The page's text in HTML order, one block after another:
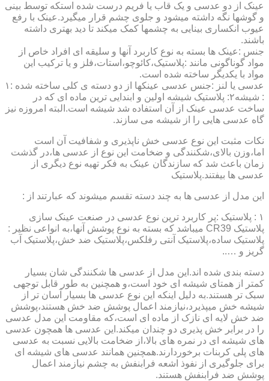
عینک از دو عدسی و یک قاب یا فریم درست شده استکه توسط بینی
و گوشها نگه داشته میشود و جلوی چشم قرار میگیرد.عینک با رفع
عیوب انکساری بینایی به چشمها کمک میکند تا دید بهتری داشته
باشند.
جنس :عینک ها بسته به نوع کاربرد آنها و سلیقه ای افراد خاص از
مواد گوناگونی مانند :پلاستیک،کائوچو،استات،فلز و یا ترکیب این
مواد با یکدیگر ساخته شده است.
عدسی یا لنز :جنس عدسی عینکها از دو دسته ی کلی ساخته شده :۱
: شیشه۲: پلاستیک شیشه اولین و ابندایی ترین ماده ای که در
ساخت عدسی عینک از آن استفاده شد شیشه است.البته امروزه نیز
گاه عدسی هایی را از شیشه می سازند.
نکات مثبت این نوع عدسی خش ناپذیری و شفافیت آن است
اما،وزن بالای،شکنندگی و ضخامت این نوع از عدسی ها،در گذشت
زمان باعث شد که سازندگان عینک به فکر تهیه نوع دیگری از
عدسی ها بیفتند.پلاستیک
این مدل از عدسی ها به چند دسته تقسم میشوند که عبارتند از :
۱ : پلاستیک :پر کاربرد ترین نوع عدسی در صنعت عینک سازی
پلاستیک CR39 میباشد که بسته به نوع پوشش آنها،به انواعی نظیر :
پلاستیک ساده،پلاستیک آنتی رفلکس،پلاستیک ضد خش،پلاستیک آب
گریز و …..
دسته بندی شده اند.این مدل از عدسی ها شکنندگی شان بسیار
کمتر از همتای شیشه ای خود است،و همچنین به طور قابل توجهی
سبک تر هستند.به دلیل اینکه این نوع عدسی ها بسیار آسان تر از
شیشه خش میپذیرد،نیازمند اعمال پوشش ضد خش هستند،پوشش
ضد خش لایه ای نازک از ماده ای است،که مقاومت این مدل عدسی
را در برابر خش پذیری دو چندان میکند.این عدسی ها همچون عدسی
های شیشه ای در نمره های بالا،از ضخامت بالایی نسبت به عدسی
های پلی کربنات برخوردارند.همچنین همانند عدسی های شیشه ای
برای جلوگیری از نفوذ اشعه فرابنفش به چشم نیازمند اعمال
پوشش ضد فرابنفش هستند.